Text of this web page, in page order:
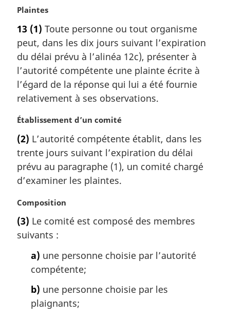
N
t
e
m
a
g
i
a
l
e
:
Plaintes
13 (1) Toute personne ou tout organisme
peut, dans les dix jours suivant l’expiration
du délai prévu à l’alinéa 12c), présenter à
l’autorité compétente une plainte écrite à
l’égard de la réponse qui lui a été fournie
relativement à ses observations.
N
t
e
m
a
g
n
a
Établissement d’un comité
(2) L’autorité compétente établit, dans les
trente jours suivant l’expiration du délai
prévu au paragraphe (1), un comité chargé
d’examiner les plaintes.
N
t
e
Composition
(3) Le comité est composé des membres
suivants :
a) une personne choisie par l’autorité
compétente;
b) une personne choisie par les
plaignants;